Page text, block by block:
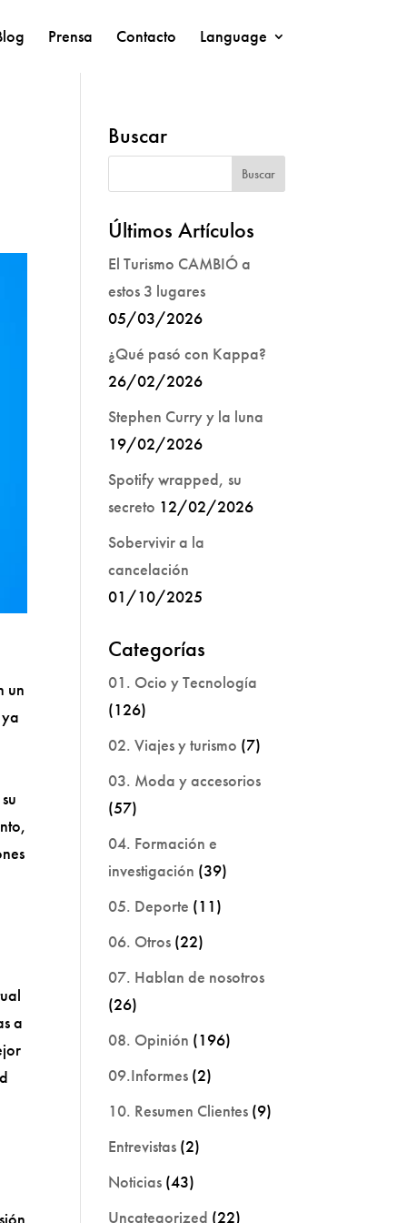
Prensa Contacto Language
un
a
Buscar
Últimos Artículos
El Turismo CAMBIÓ a
estos 3 lugares
05/03/2026
¿Qué pasó con Kappa?
26/02/2026
Stephen Curry y la luna
19/02/2026
Spotify wrapped, su
secreto 12/02/2026
Sobervivir a la
cancelación
01/10/2025
Categorías
01. Ocio y Tecnología
(126)
02. Viajes y turismo (7)
03. Moda y accesorios
(57)
04. Formación e
investigación (39)
05. Deporte (11)
06. Otros (22)
07. Hablan de nosotros
(26)
08. Opinión (196)
09.Informes (2)
10. Resumen Clientes (9)
Entrevistas (2)
Noticias (43)
Uncategorized (22)